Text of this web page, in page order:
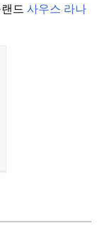
드 사우스 라나